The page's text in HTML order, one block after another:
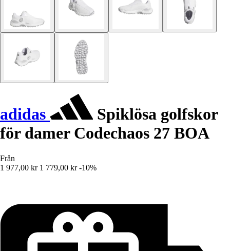
adidas
Spiklösa golfskor
för damer Codechaos 27 BOA
Från
1 977,00 kr 1 779,00 kr -10%